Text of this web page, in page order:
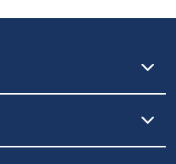
換のご利用が可能です。